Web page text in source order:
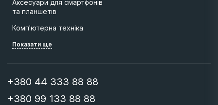
Аксесуари для смартфонів
та планшетів
Комп'ютерна техніка
Показати ще
+380 44 333 88 88
+380 99 133 88 88